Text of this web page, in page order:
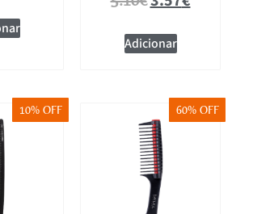
Adicionar
10% OFF 60% OFF